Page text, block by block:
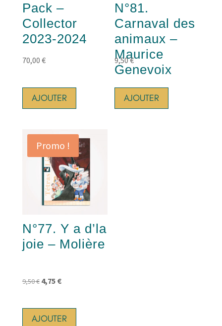
Pack –
Collector
2023-2024
70,00 €
AJOUTER
N°81.
Carnaval des
animaux –
Maurice
Genevoix
9,50€
AJOUTER
Promo !
N°77. Y a d’la
joie – Molière
9,50€ Le
initial
était :
4,75 €Le
actuel
est :
AJOUTER